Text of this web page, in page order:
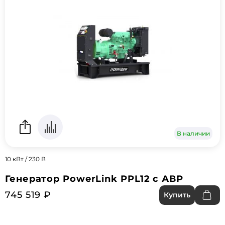
В наличии
10 кВт / 230 В
Генератор PowerLink PPL12 с АВР
745 519 ₽
Купить